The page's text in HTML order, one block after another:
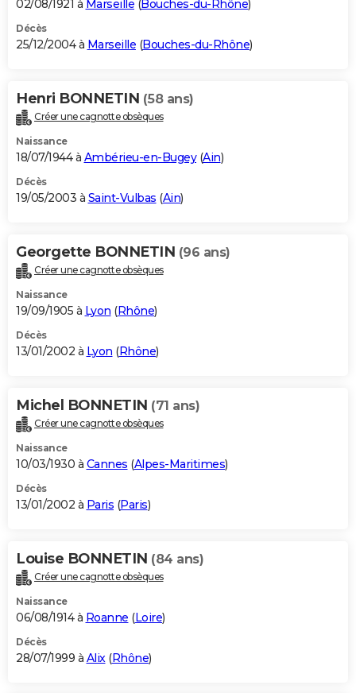
02/08/1921 à Marseille (Bouches-du-Rhône)
Décès
25/12/2004 à Marseille (Bouches-du-Rhône)
Henri BONNETIN (58 ans)
Créer une cagnotte obsèques
Naissance
18/07/1944 à Ambérieu-en-Bugey(Ain)
Décès
19/05/2003 à Saint-Vulbas (Ain)
Georgette BONNETIN (96 ans)
Créer une cagnotte obsèques
Naissance
19/09/1905 à Lyon (Rhône)
Décès
13/01/2002 à Lyon (Rhône)
Michel BONNETIN (71 ans)
Créer une cagnotte obsèques
Naissance
10/03/1930 à Cannes (Alpes-Maritimes)
Décès
13/01/2002 à Paris (Paris)
Louise BONNETIN (84 ans)
Créer une cagnotte obsèques
Naissance
06/08/1914 à Roanne (Loire)
Décès
28/07/1999 à Alix(Rhône)